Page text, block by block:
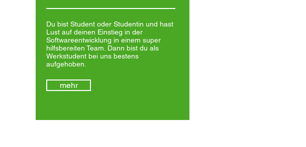
Du bist Student oder Studentin und hast
Lust auf deinen Einstieg in der
Softwareentwicklung in einem super
hilfsbereiten Team. Dann bist du als
Werkstudent bei uns bestens
aufgehoben.
mehr